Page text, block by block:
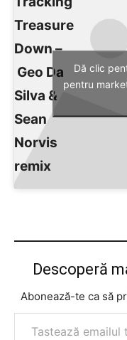
Treasure
Down –
Geo Da
Silva &
Sean
Norvis
remix
Dă clic
pentru
Descoperă
Abonează-te ca să
Tastează emailul tău...